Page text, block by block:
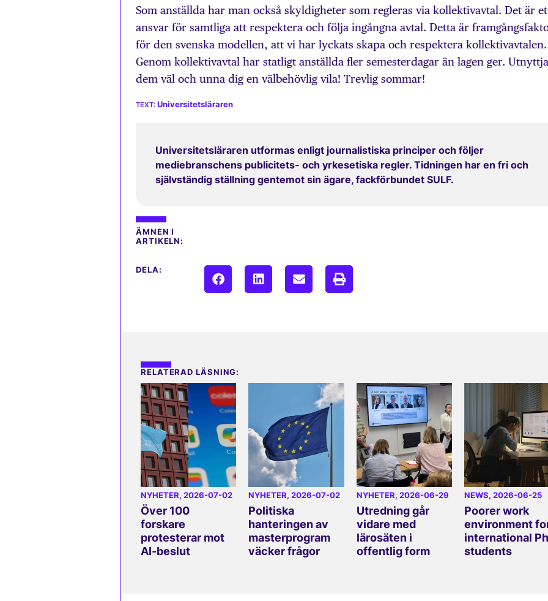
Som anställda har man också skyldigheter som regleras via kollektivavtal. Det är
ansvar för samtliga att respektera och följa ingångna avtal. Detta är
för den svenska modellen, att vi har lyckats skapa och respektera kollektivavtalen.
Genom kollektivavtal har statligt anställda fler semesterdagar än lagen ger. Utnyttja
dem väl och unna dig en välbehövlig vila! Trevlig sommar!
Universitetsläraren
Universitetsläraren utformas enligt journalistiska principer och följer
mediebranschens publicitets- och yrkesetiska regler. Tidningen har en fri och
självständig ställning gentemot sin ägare, fackförbundet SULF.
ÄMNEN I
ARTIKELN:
DELA:
RELATERAD LÄSNING:
NYHETER, 2026-07-02
Över 100
forskare
protesterar mot
AI-beslut
NYHETER, 2026-07-02
Politiska
hanteringen av
masterprogram
väcker frågor
NYHETER, 2026-06-29
Utredning går
vidare med
lärosäten i
offentlig form
NEWS, 2026-06-25
Poorer work
environment
international
students